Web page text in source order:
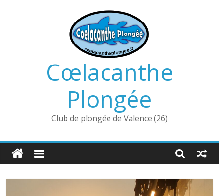
Cœlacanthe
Plongée
Club de plongée de Valence (26)